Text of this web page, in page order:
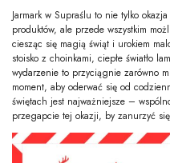
Jarmark w Supraślu to nie tylko
produktów, ale przede wszystkim
ciesząc się magią świąt i urokiem
stoisko z choinkami, ciepłe światło
wydarzenie to przyciągnie zarówno
moment, aby oderwać się od
świętach jest najważniejsze –
przegapcie tej okazji, by zanurzyć